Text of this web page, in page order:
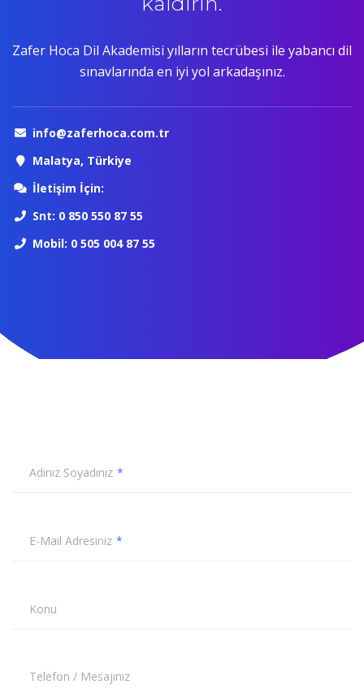
Zafer Hoca Dil Akademisi yılların tecrübesi ile yabancı dil
sınavlarında en iyi yol arkadaşınız.
info@zaferhoca.com.tr
Malatya, Türkiye
İletişim İçin:
Snt: 0 850 550 87 55
Mobil: 0 505 004 87 55
Adınız Soyadınız
E-Mail Adresiniz
Konu
Telefon / Mesajınız